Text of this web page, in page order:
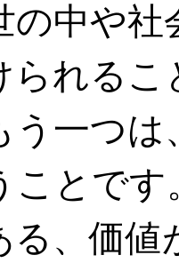
の中や
られるこ
う一つ
ことで
る、価値